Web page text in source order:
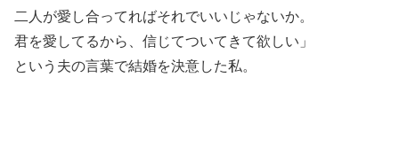
二人が愛し合ってればそれでいいじゃないか。
君を愛してるから、信じてついてきて欲しい」
という夫の言葉で結婚を決意した私。